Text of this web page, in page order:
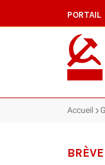
PORTAIL
Accueil
BRÈVE